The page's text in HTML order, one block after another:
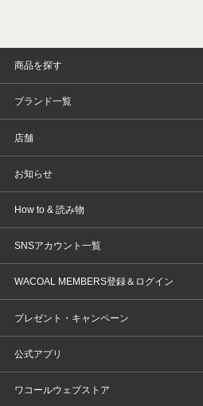
商品を探す
アイテム
トピックス
ブランド一覧
WACOAL
AMPHI
OUR WACOAL
WACOAL Remamma
店舗
店舗を探す
ブラ無料診断
3Dボディスキャン
お知らせ
新着情報
商品回収
ニュース＆トピックス
How to & 読み物
下着の基礎知識
ブラパン
大人の工場見学inベトナム
店舗体験記（マンガ）
SNSアカウント一覧
WACOAL MEMBERS登録＆ログイン
プレゼント・キャンペーン
公式アプリ
ワコールウェブストア